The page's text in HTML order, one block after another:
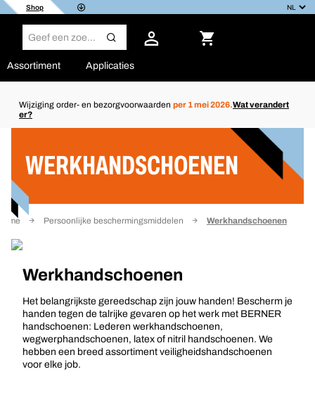
Shop
Assortiment Applicaties
Wijziging order- en bezorgvoorwaarden per 1 mei 2026.Wat verandert
er?
WERKHANDSCHOENEN
Persoonlijke beschermingsmiddelen Werkhandschoenen
Werkhandschoenen
Het belangrijkste gereedschap zijn jouw handen! Bescherm je
handen tegen de talrijke gevaren op het werk met BERNER
handschoenen: Lederen werkhandschoenen,
wegwerphandschoenen, latex of nitril handschoenen. We
hebben een breed assortiment veiligheidshandschoenen
voor elke job.